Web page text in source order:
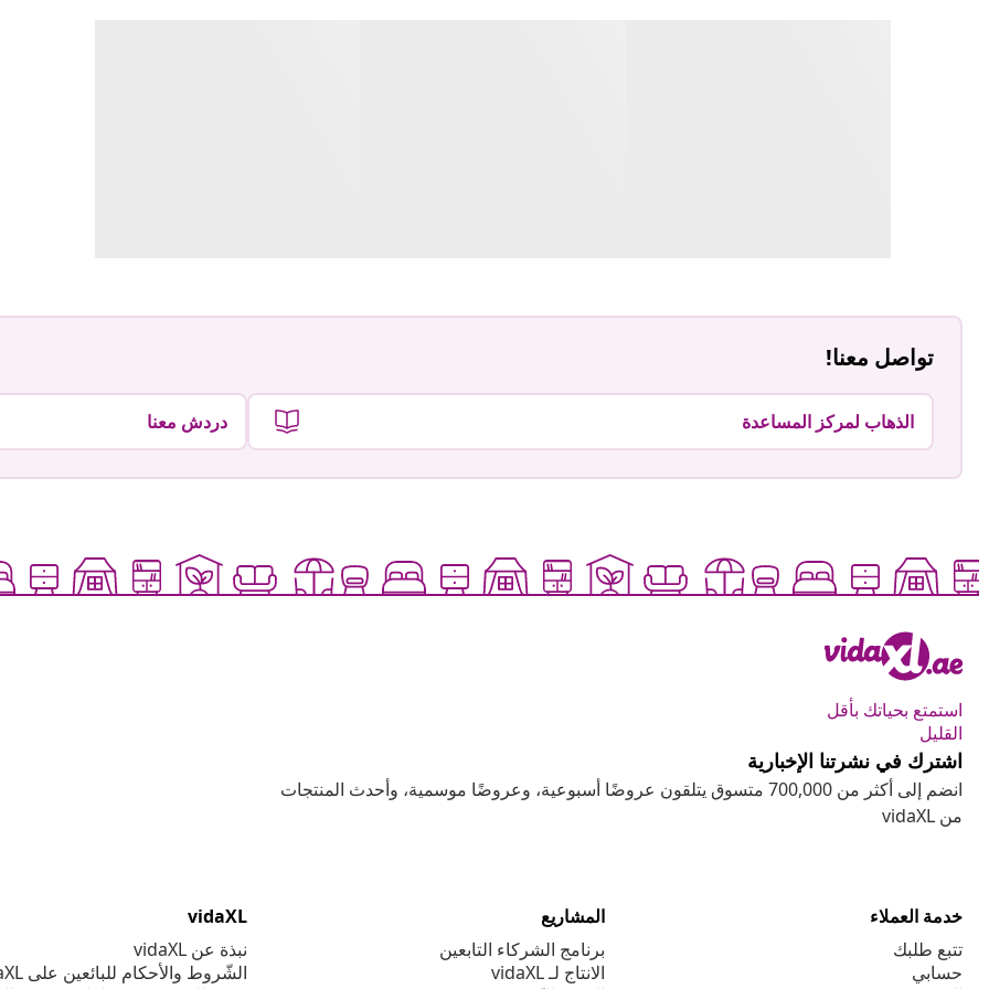
تواصل معنا!
الذهاب لمركز المساعدة دردش معنا
استمتع بحياتك بأقل
القليل
اشترك في نشرتنا الإخبارية
انضم إلى أكثر من 700,000 متسوق يتلقون عروضًا أسبوعية، وعروضًا موسمية، وأحدث المنتجات
من vidaXL
خدمة العملاء
تتبع طلبك
حسابي
المشاريع
برنامج الشركاء التابعين
الانتاج لـ vidaXL
vidaXL
نبذة عن vidaXL
الشّروط والأحكام للبائعين على vidaXL